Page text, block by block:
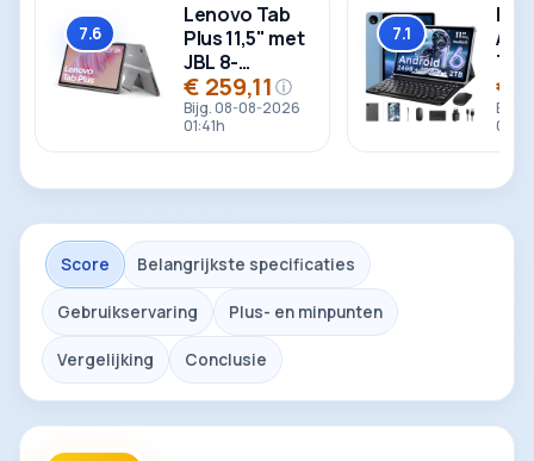
Totaal
7.6
Lenovo Tab
Plus 11,5" met
JBL 8-
luidsprekers
Prijs
€ 259,11 ⓘ
Bijg. 08-08-2026
01:41h
Totaal
7.1
Prijs
€
Bijg.
Score Belangrijkste specificaties
Gebruikservaring Plus- en minpunten
Vergelijking Conclusie